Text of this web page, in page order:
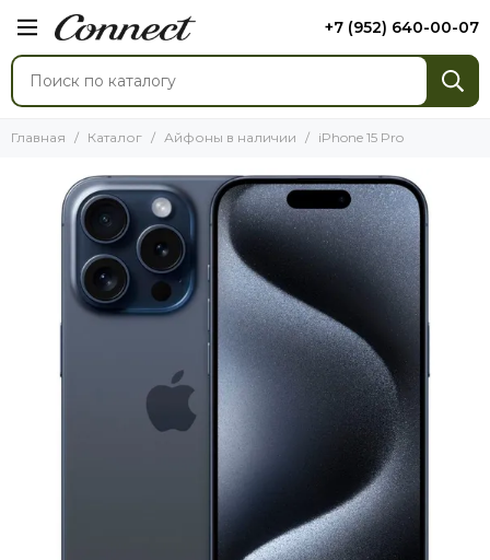
+7 (952) 640-00-07
Главная Каталог Айфоны в наличии iPhone 15 Pro